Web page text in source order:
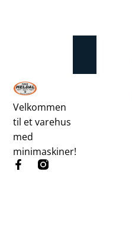
Velkommen
til et varehus
med
minimaskiner!